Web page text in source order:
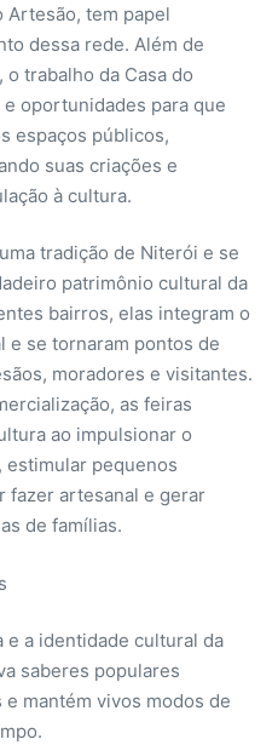
Artesão, tem papel
dessa rede. Além de
trabalho da Casa do
oportunidades para que
espaços públicos,
suas criações e
à cultura.
tradição de Niterói e se
patrimônio cultural da
bairros, elas integram o
e se tornaram pontos de
moradores e visitantes.
as feiras
ao impulsionar o
pequenos
fazer artesanal e gerar
de famílias.
e a identidade cultural da
saberes populares
mantém vivos modos de